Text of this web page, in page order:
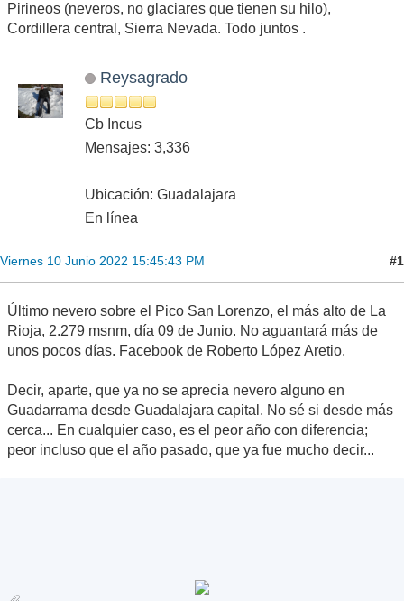
Pirineos (neveros, no glaciares que tienen su hilo),
Cordillera central, Sierra Nevada. Todo juntos .
Reysagrado
Cb Incus
Mensajes: 3,336
Ubicación: Guadalajara
En línea
Viernes 10 Junio 2022 15:45:43 PM #1
Último nevero sobre el Pico San Lorenzo, el más alto de La
Rioja, 2.279 msnm, día 09 de Junio. No aguantará más de
unos pocos días. Facebook de Roberto López Aretio.
Decir, aparte, que ya no se aprecia nevero alguno en
Guadarrama desde Guadalajara capital. No sé si desde más
cerca... En cualquier caso, es el peor año con diferencia;
peor incluso que el año pasado, que ya fue mucho decir...